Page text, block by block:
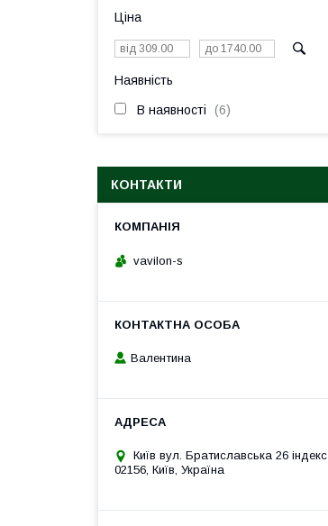
Ціна
Наявність
В наявності 6
КОНТАКТИ
vavilon-s
Валентина
Київ вул. Братиславська 26 індекс
02156, Київ, Україна